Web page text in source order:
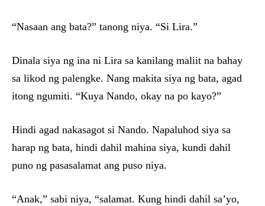
“Nasaan ang bata?” tanong niya. “Si Lira.”
Dinala siya ng ina ni Lira sa kanilang maliit na bahay
sa likod ng palengke. Nang makita siya ng bata, agad
itong ngumiti. “Kuya Nando, okay na po kayo?”
Hindi agad nakasagot si Nando. Napaluhod siya sa
harap ng bata, hindi dahil mahina siya, kundi dahil
puno ng pasasalamat ang puso niya.
“Anak,” sabi niya, “salamat. Kung hindi dahil sa’yo,